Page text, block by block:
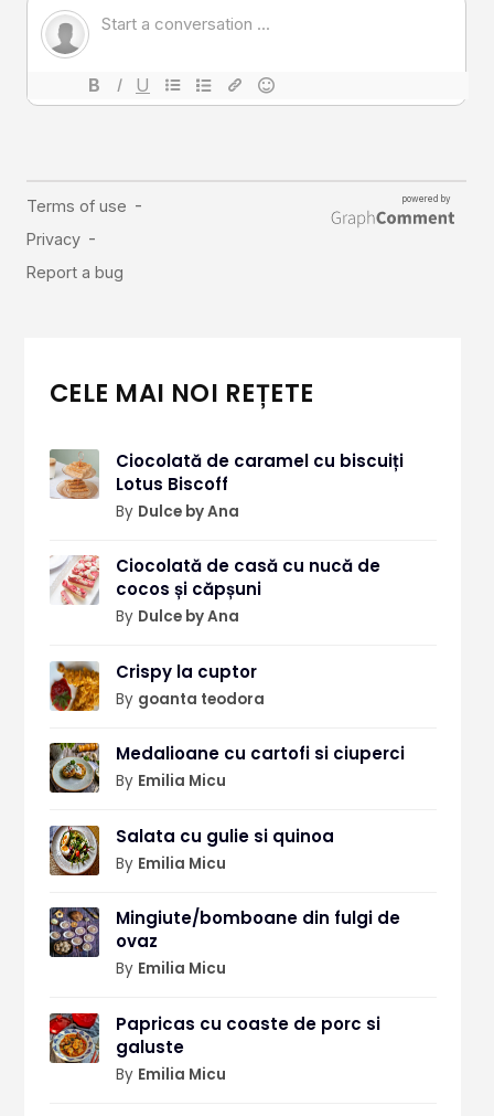
CELE MAI NOI REȚETE
Ciocolată de caramel cu biscuiți
Lotus Biscoff
By Dulce by Ana
Ciocolată de casă cu nucă de
cocos și căpșuni
By Dulce by Ana
Crispy la cuptor
By goanta teodora
Medalioane cu cartofi si ciuperci
By Emilia Micu
Salata cu gulie si quinoa
By Emilia Micu
Mingiute/bomboane din fulgi de
ovaz
By Emilia Micu
Papricas cu coaste de porc si
galuste
By Emilia Micu